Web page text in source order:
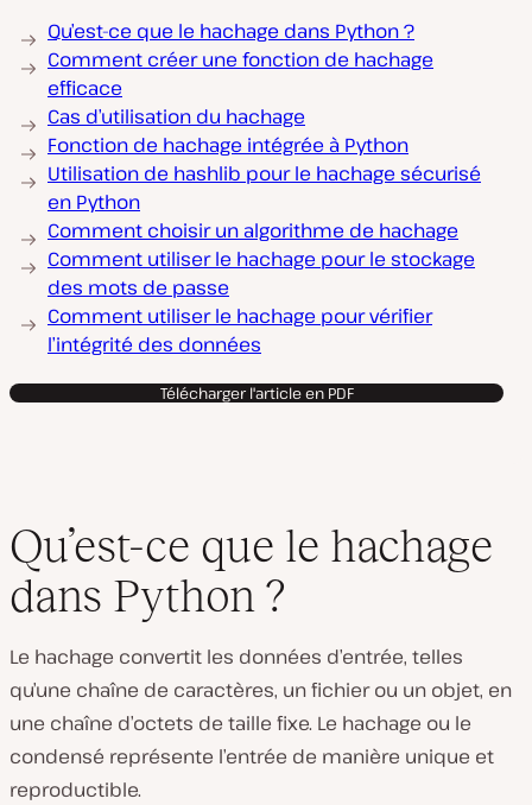
Qu’est-ce que le hachage dans Python ?
Comment créer une fonction de hachage
efficace
Cas d’utilisation du hachage
Fonction de hachage intégrée à Python
Utilisation de hashlib pour le hachage sécurisé
en Python
Comment choisir un algorithme de hachage
Comment utiliser le hachage pour le stockage
des mots de passe
Comment utiliser le hachage pour vérifier
l’intégrité des données
Télécharger l'article en PDF
Qu’est-ce que le hachage
dans Python ?
Le hachage convertit les données d’entrée, telles
qu’une chaîne de caractères, un fichier ou un objet, en
une chaîne d’octets de taille fixe. Le hachage ou le
condensé représente l’entrée de manière unique et
reproductible.